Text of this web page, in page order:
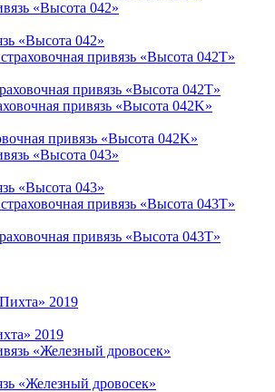
«Высота 042»
привязь «Высота 042T»
привязь «Высота 042K»
«Высота 043»
привязь «Высота 043T»
2019
«Железный дровосек»